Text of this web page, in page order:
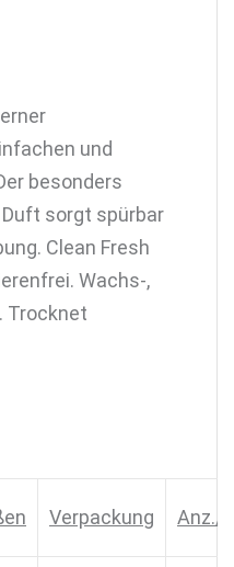
und
besonders
sorgt spürbar
Clean Fresh
Wachs-,
Trocknet
Verpackung Anz./